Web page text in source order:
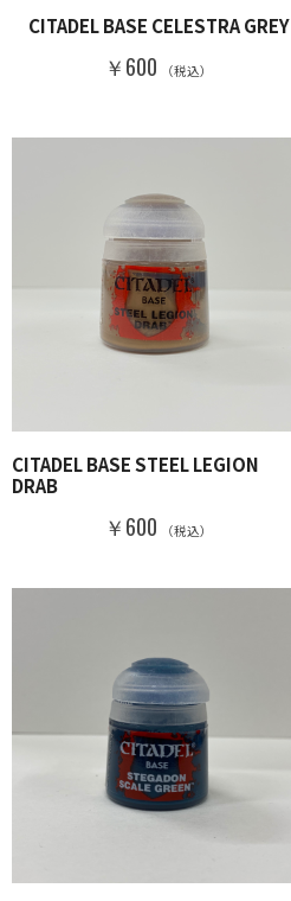
CITADEL BASE CELESTRA GREY
￥600 （税込）
CITADEL BASE STEEL LEGION
DRAB
￥600 （税込）